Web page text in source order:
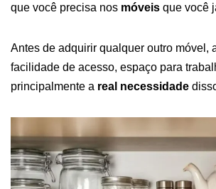
que você precisa nos móveis que você
Antes de adquirir qualquer outro móvel,
facilidade de acesso, espaço para
principalmente a real necessidade